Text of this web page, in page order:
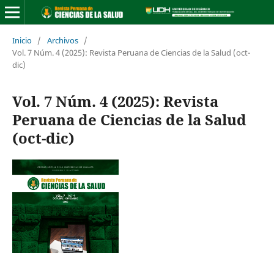
Inicio / Archivos /
Vol. 7 Núm. 4 (2025): Revista Peruana de Ciencias de la Salud (oct-
dic)
Vol. 7 Núm. 4 (2025): Revista
Peruana de Ciencias de la Salud
(oct-dic)